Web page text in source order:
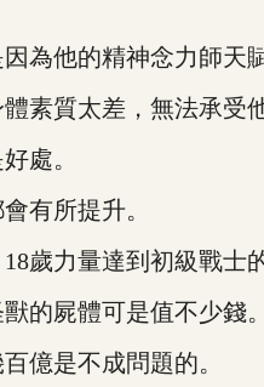
他的精神念力師天賦
質太差，無法承受
處。
有所提升。
力量達到初級戰士的
屍體可是值不少錢。
是不成問題的。